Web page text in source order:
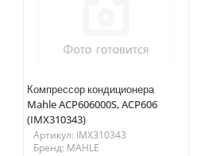
Компрессор кондиционера
Mahle ACP606000S, ACP606
(IMX310343)
Артикул: IMX310343
Бренд: MAHLE